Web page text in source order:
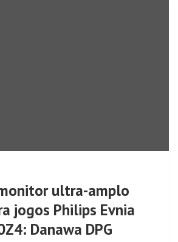
ultra-amplo
jogos Philips Evnia
Danawa DPG